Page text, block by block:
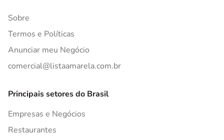
Sobre
Termos e Políticas
Anunciar meu Negócio
comercial@listaamarela.com.br
Principais setores do Brasil
Empresas e Negócios
Restaurantes